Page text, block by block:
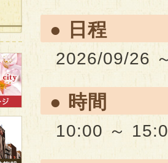
● 日程
2026/09/26
● 時間
10:00 ～